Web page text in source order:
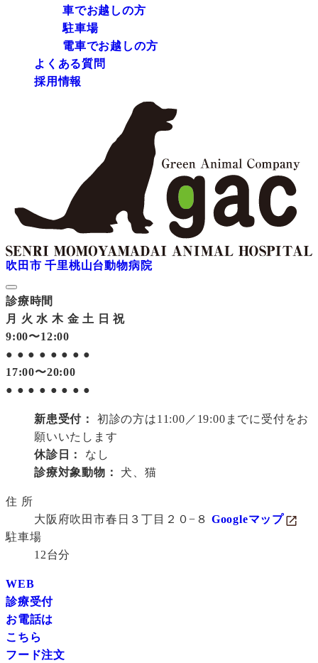
車でお越しの方
駐車場
電車でお越しの方
よくある質問
採用情報
吹田市 千里桃山台動物病院
診療時間
月
火 水 木 金 土 日 祝
9:00〜12:00
● ● ● ● ● ● ● ●
17:00〜20:00
● ● ● ● ● ● ● ●
新患受付：
初診の方は11:00／19:00までに受付をお
願いいたします
休診日：
なし
診療対象動物：
犬、猫
住 所
大阪府吹田市春日３丁目２０−８ Googleマップ
駐車場
12台分
WEB
診療受付
お電話は
こちら
フード注文